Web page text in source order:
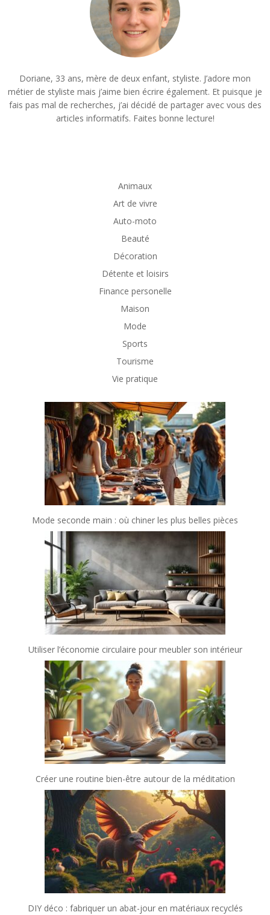
Doriane, 33 ans, mère de deux enfant, styliste. J’adore mon
métier de styliste mais j’aime bien écrire également. Et puisque je
fais pas mal de recherches, j’ai décidé de partager avec vous des
articles informatifs. Faites bonne lecture!
Animaux
Art de vivre
Auto-moto
Beauté
Décoration
Détente et loisirs
Finance personelle
Maison
Mode
Sports
Tourisme
Vie pratique
Mode seconde main : où chiner les plus belles pièces
Utiliser l’économie circulaire pour meubler son intérieur
Créer une routine bien-être autour de la méditation
DIY déco : fabriquer un abat-jour en matériaux recyclés